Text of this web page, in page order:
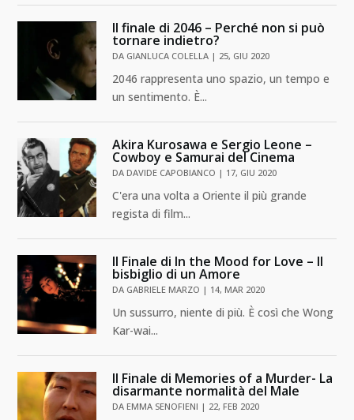
Il finale di 2046 – Perché non si può
tornare indietro?
DA GIANLUCA COLELLA | 25, GIU 2020
2046 rappresenta uno spazio, un tempo e
un sentimento. È...
Akira Kurosawa e Sergio Leone –
Cowboy e Samurai del Cinema
DA DAVIDE CAPOBIANCO | 17, GIU 2020
C'era una volta a Oriente il più grande
regista di film...
Il Finale di In the Mood for Love – Il
bisbiglio di un Amore
DA GABRIELE MARZO | 14, MAR 2020
Un sussurro, niente di più. È così che Wong
Kar-wai...
Il Finale di Memories of a Murder- La
disarmante normalità del Male
DA EMMA SENOFIENI | 22, FEB 2020